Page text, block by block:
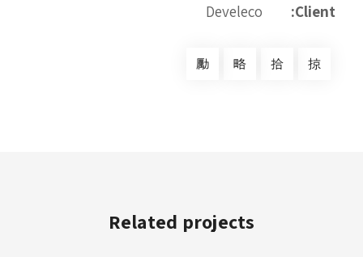
Client:
Develeco
Related projects